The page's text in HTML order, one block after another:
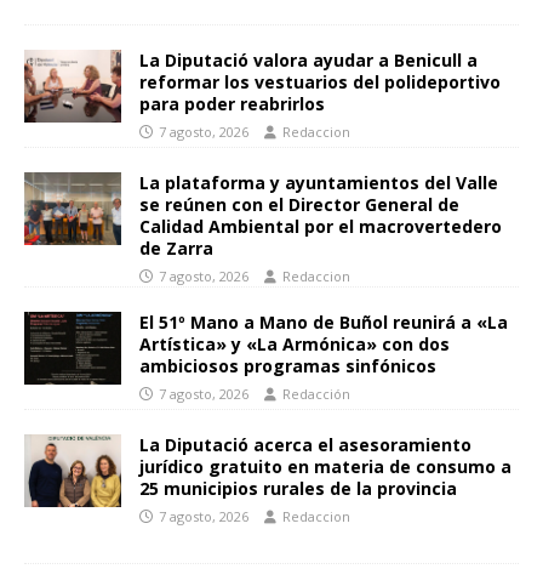
La Diputació valora ayudar a Benicull a
reformar los vestuarios del polideportivo
para poder reabrirlos
7 agosto, 2026 Redaccion
La plataforma y ayuntamientos del Valle
se reúnen con el Director General de
Calidad Ambiental por el macrovertedero
de Zarra
7 agosto, 2026 Redaccion
El 51º Mano a Mano de Buñol reunirá a «La
Artística» y «La Armónica» con dos
ambiciosos programas sinfónicos
7 agosto, 2026 Redacción
La Diputació acerca el asesoramiento
jurídico gratuito en materia de consumo a
25 municipios rurales de la provincia
7 agosto, 2026 Redaccion